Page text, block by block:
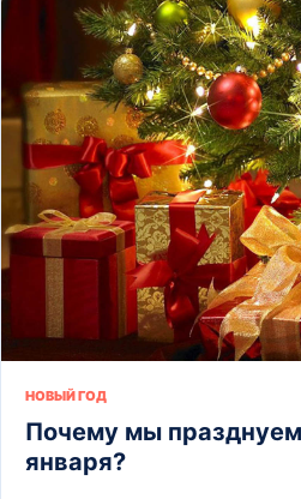
НОВЫЙ ГОД
Почему мы
января?